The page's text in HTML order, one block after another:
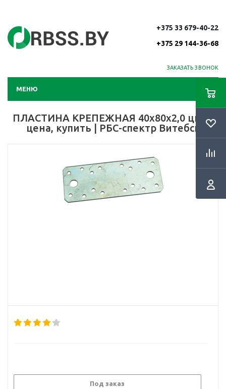
+375 33 679-40-22
+375 29 144-36-68
ЗАКАЗАТЬ ЗВОНОК
МЕНЮ
ПЛАСТИНА КРЕПЕЖНАЯ 40х80х2,0 цинк
цена, купить | РБС-спектр Витебск
Под заказ